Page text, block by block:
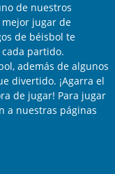
de nuestros
mejor jugar de
de béisbol te
partido.
además de algunos
divertido. ¡Agarra el
de jugar! Para jugar
a nuestras páginas